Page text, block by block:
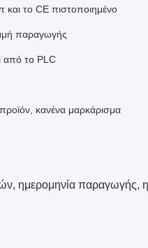
το CE πιστοποιημένο
παραγωγής
από το PLC
κανένα μαρκάρισμα
ημερομηνία παραγωγής,